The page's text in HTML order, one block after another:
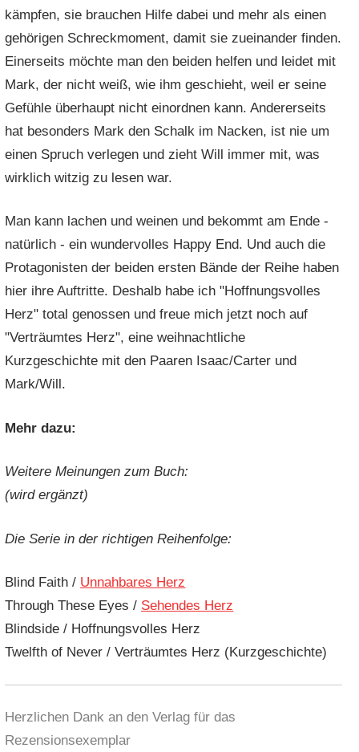
kämpfen, sie brauchen Hilfe dabei und mehr als einen
gehörigen Schreckmoment, damit sie zueinander finden.
Einerseits möchte man den beiden helfen und leidet mit
Mark, der nicht weiß, wie ihm geschieht, weil er seine
Gefühle überhaupt nicht einordnen kann. Andererseits
hat besonders Mark den Schalk im Nacken, ist nie um
einen Spruch verlegen und zieht Will immer mit, was
wirklich witzig zu lesen war.
Man kann lachen und weinen und bekommt am Ende -
natürlich - ein wundervolles Happy End. Und auch die
Protagonisten der beiden ersten Bände der Reihe haben
hier ihre Auftritte. Deshalb habe ich "Hoffnungsvolles
Herz" total genossen und freue mich jetzt noch auf
"Verträumtes Herz", eine weihnachtliche
Kurzgeschichte mit den Paaren Isaac/Carter und
Mark/Will.
Mehr dazu:
Weitere Meinungen zum Buch:
(wird ergänzt)
Die Serie in der richtigen Reihenfolge:
Blind Faith / Unnahbares Herz
Through These Eyes / Sehendes Herz
Blindside / Hoffnungsvolles Herz
Twelfth of Never / Verträumtes Herz (Kurzgeschichte)
Herzlichen Dank an den Verlag für das
Rezensionsexemplar